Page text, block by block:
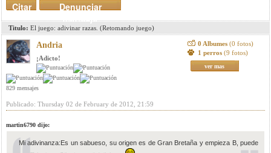
Denunciar
mensaje
Citar
Titulo: El juego: adivinar razas. (Retomando juego)
Andria
¡Adicto!
829 mensajes
0 Albumes (0 fotos)
1 perros (9 fotos)
ver mas
Publicado: Thursday 02 de February de 2012, 21:59
martin6790 dijo:
Mi adivinanza:Es un sabueso, su origen es de Gran Bretaña y empieza B, puede